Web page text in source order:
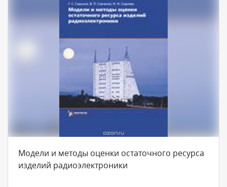
Модели и методы оценки остаточного ресурса
изделий радиоэлектроники